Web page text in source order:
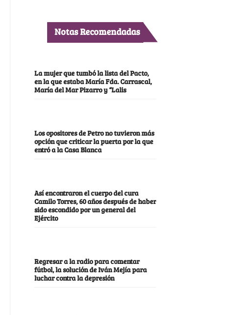
Notas Recomendadas
La mujer que tumbó la lista del Pacto,
en la que estaba María Fda. Carrascal,
María del Mar Pizarro y “Lalis
Los opositores de Petro no tuvieron más
opción que criticar la puerta por la que
entró a la Casa Blanca
Así encontraron el cuerpo del cura
Camilo Torres, 60 años después de haber
sido escondido por un general del
Ejército
Regresar a la radio para comentar
fútbol, la solución de Iván Mejía para
luchar contra la depresión